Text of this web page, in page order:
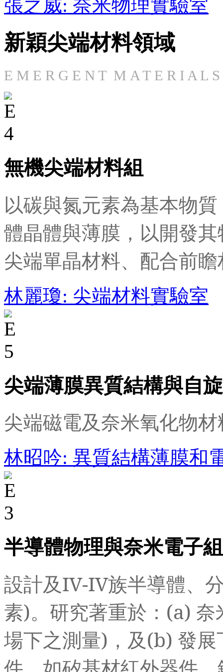
張之威: 奈米物理實驗室
新穎尖端材料領域
E M E R G E N T M A T E R I A L
無機尖端材料組
以碳與氮元素為基本物
體晶體與薄膜，以開發
尖端單晶材料、配合前
林麗瓊: 尖端材料實驗室
尖端薄膜異質結構與自
尖端磁電及奈米氧化物
林昭吟: 異質結構薄膜和
半導體物理與奈米電子組
設計及IV-IV族半導體、
素)。研究著重於： (a) 奈
場下之測量) ，及(b) 發展